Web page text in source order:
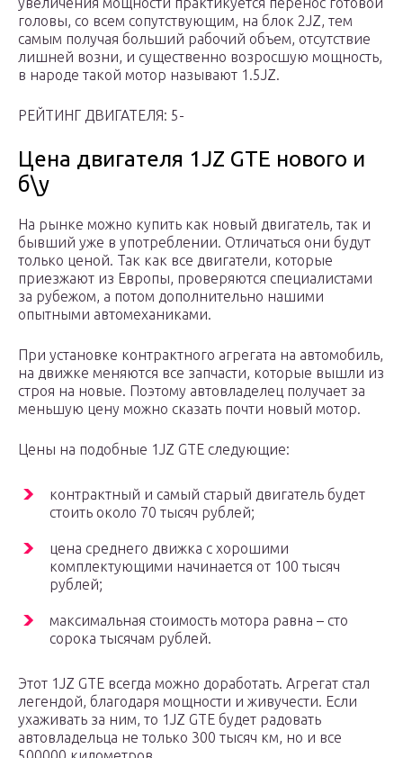
головы, со всем сопутствующим, на блок 2JZ, тем
самым получая больший рабочий объем, отсутствие
лишней возни, и существенно возросшую мощность,
в народе такой мотор называют 1.5JZ.
РЕЙТИНГ ДВИГАТЕЛЯ: 5-
Цена двигателя 1JZ GTE нового и
б\у
На рынке можно купить как новый двигатель, так и
бывший уже в употреблении. Отличаться они будут
только ценой. Так как все двигатели, которые
приезжают из Европы, проверяются специалистами
за рубежом, а потом дополнительно нашими
опытными автомеханиками.
При установке контрактного агрегата на автомобиль,
на движке меняются все запчасти, которые вышли из
строя на новые. Поэтому автовладелец получает за
меньшую цену можно сказать почти новый мотор.
Цены на подобные 1JZ GTE следующие:
контрактный и самый старый двигатель будет
стоить около 70 тысяч рублей;
цена среднего движка с хорошими
комплектующими начинается от 100 тысяч
рублей;
максимальная стоимость мотора равна – сто
сорока тысячам рублей.
Этот 1JZ GTE всегда можно доработать. Агрегат стал
легендой, благодаря мощности и живучести. Если
ухаживать за ним, то 1JZ GTE будет радовать
автовладельца не только 300 тысяч км, но и все